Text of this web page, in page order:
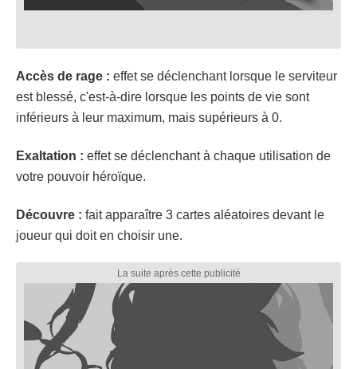
Accès de rage : effet se déclenchant lorsque le serviteur
est blessé, c'est-à-dire lorsque les points de vie sont
inférieurs à leur maximum, mais supérieurs à 0.
Exaltation : effet se déclenchant à chaque utilisation de
votre pouvoir héroïque.
Découvre : fait apparaître 3 cartes aléatoires devant le
joueur qui doit en choisir une.